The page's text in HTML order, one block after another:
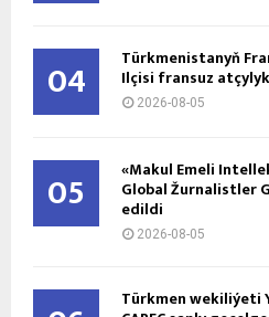
04 Türkmenistanyň
Ilçisi fransuz
2026-08-05
05 «Makul Emeli
Global Žurnalistler
edildi
2026-08-05
Türkmen wekiliýeti